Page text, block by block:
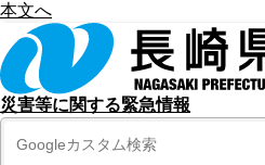
本文へ
災害等に関する緊急情報